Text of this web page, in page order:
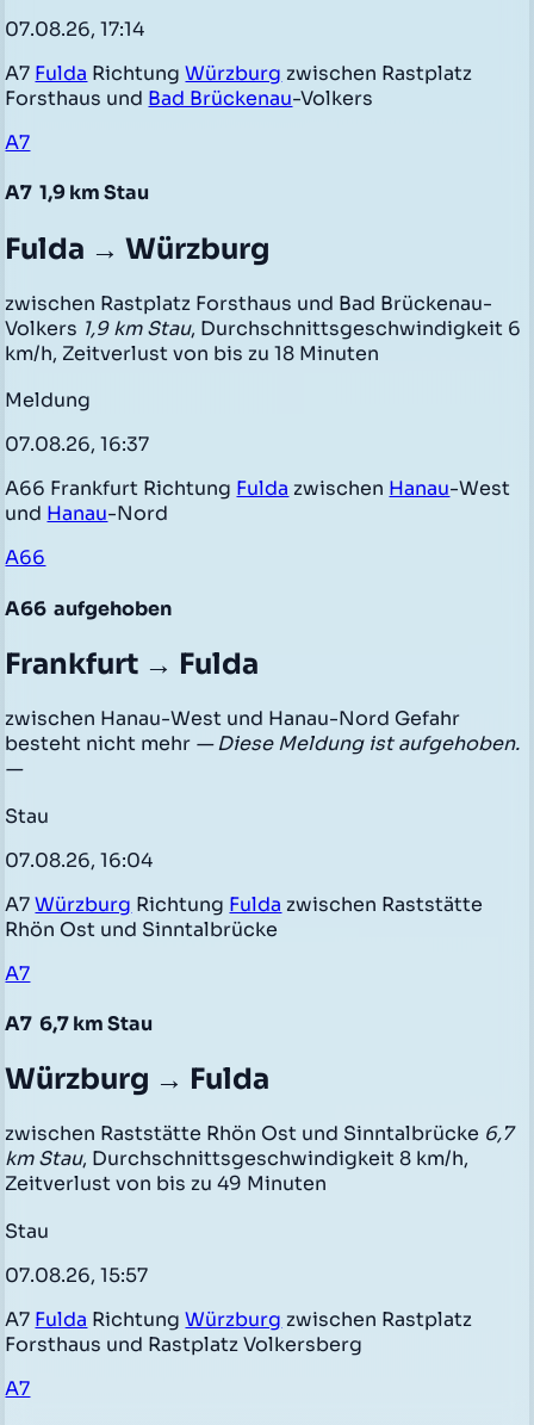
07.08.26, 17:14
A7 Fulda RichtungWürzburg zwischen Rastplatz
Forsthaus und Bad Brückenau-Volkers
A7
A7 1,9 km Stau
Fulda → Würzburg
zwischen Rastplatz Forsthaus und Bad Brückenau-
Volkers 1,9 km Stau, Durchschnittsgeschwindigkeit 6
km/h, Zeitverlust von bis zu 18 Minuten
Meldung
07.08.26, 16:37
A66 Frankfurt Richtung Fulda zwischen Hanau-West
und Hanau-Nord
A66
A66 aufgehoben
Frankfurt → Fulda
zwischen Hanau-West und Hanau-Nord Gefahr
besteht nicht mehr — Diese Meldung ist aufgehoben.
—
Stau
07.08.26, 16:04
A7Würzburg Richtung Fulda zwischen Raststätte
Rhön Ost und Sinntalbrücke
A7
A7 6,7 km Stau
Würzburg → Fulda
zwischen Raststätte Rhön Ost und Sinntalbrücke 6,7
km Stau, Durchschnittsgeschwindigkeit 8 km/h,
Zeitverlust von bis zu 49 Minuten
Stau
07.08.26, 15:57
A7 Fulda RichtungWürzburg zwischen Rastplatz
Forsthaus und Rastplatz Volkersberg
A7